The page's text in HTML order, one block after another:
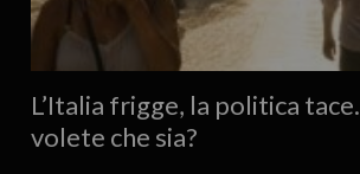
L’Italia frigge, la politica
volete che sia?